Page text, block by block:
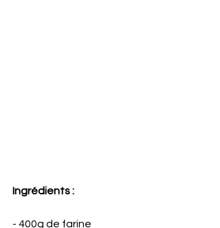
Ingrédients :
- 400g de farine